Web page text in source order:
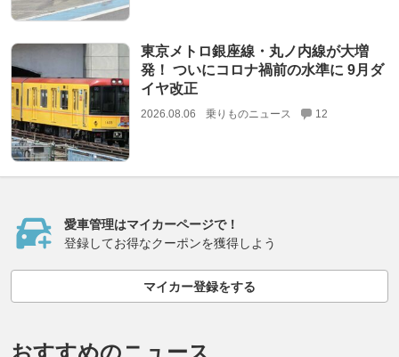
東京メトロ銀座線・丸ノ内線が大増
発！ ついにコロナ禍前の水準に 9月ダ
イヤ改正
2026.08.06 乗りものニュース 12
愛車管理はマイカーページで！
登録してお得なクーポンを獲得しよう
マイカー登録をする